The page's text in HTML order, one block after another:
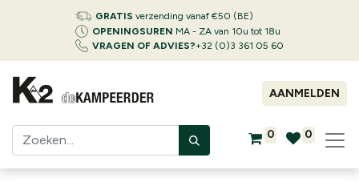
GRATIS verzending vanaf €50 (BE)
OPENINGSUREN MA - ZA van 10u tot 18u
VRAGEN OF ADVIES?+32 (0)3 361 05 60
AANMELDEN
0 0